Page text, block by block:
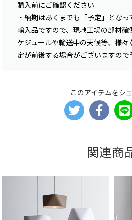
購入前にご確認ください
・納期はあくまでも「予定」とな
輸入品ですので、現地工場の部材
ケジュールや輸送中の天候等、様
定が前後する場合がございますので
このアイテムをシ
関連商